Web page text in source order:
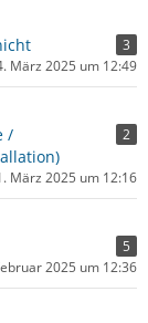
3
März 2025 um 12:49
/
2
März 2025 um 12:16
5
2025 um 12:36